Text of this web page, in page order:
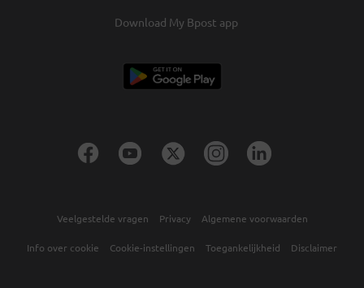
Download My Bpost app
Veelgestelde vragen Privacy Algemene voorwaarden
Info over cookie Cookie-instellingen Toegankelijkheid Disclaimer